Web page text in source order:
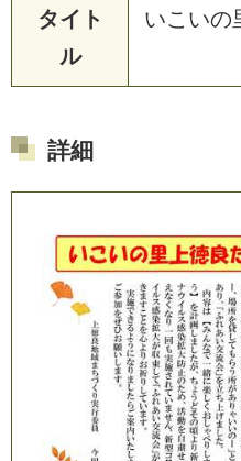
タイト
ル
いこ いの
詳細